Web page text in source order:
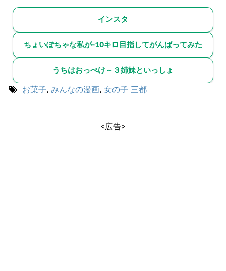
インスタ
ちょいぽちゃな私が-10キロ目指してがんばってみた
うちはおっぺけ～３姉妹といっしょ
お菓子, みんなの漫画, 女の子 三都
<広告>